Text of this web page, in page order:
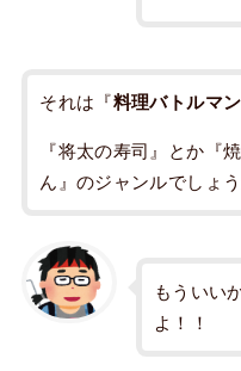
それは『料理バトルマ
『将太の寿司』とか『
ん』のジャンルでしょう
もういい
よ！！